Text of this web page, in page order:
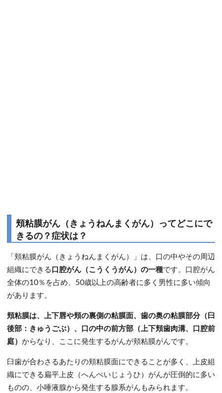
頬粘膜がん（きょうねんまくがん）ってどこにで
きるの？症状は？
「頬粘膜がん（きょうねんまくがん）」は、口の中やその周辺
組織にできる口腔がん（こうくうがん）の一種です。口腔がん
全体の10％を占め、50歳以上の高齢者に多く男性に多い傾向
があります。
頬粘膜は、上下唇や頬の裏側の粘膜面、歯の奥の粘膜部分（臼
後部：きゅうごぶ）、口の中の前方部（上下頬歯肉溝、口腔前
庭） からなり、ここに発生するがんが頬粘膜がんです。
臼歯が合わさるあたりの頬粘膜面にできることが多く、上皮組
織にできる扁平上皮（へんぺいじょうひ）がんが圧倒的に多い
ものの、小唾液腺から発生する腺系がんもみられます。